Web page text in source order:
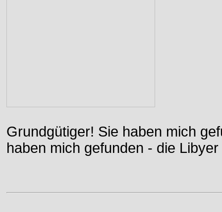
Grundgütiger! Sie haben mich
haben mich gefunden - die